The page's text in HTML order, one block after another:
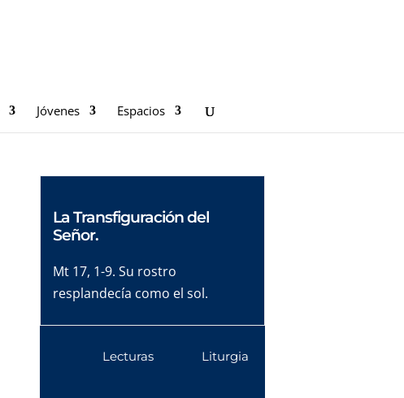
Jóvenes Espacios
La Transfiguración del
Señor.
Mt 17, 1-9. Su rostro
resplandecía como el sol.
Lecturas Liturgia